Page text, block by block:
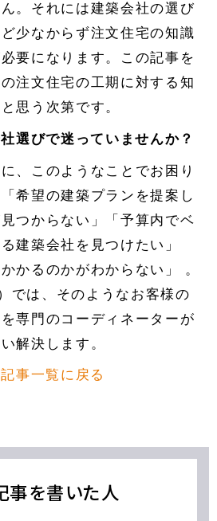
。それには建築会社の選び
少なからず注文住宅の知識
要になります。この記事を
注文住宅の工期に対する知
思う次第です。
選びで迷っていませんか？
、このようなことでお困り
希望の建築プランを提案し
つからない」「予算内でベ
建築会社を見つけたい」
かるのかがわからない」 。
では、そのようなお客様の
専門のコーディネーターが
解決します。
事一覧に戻る
事を書いた人